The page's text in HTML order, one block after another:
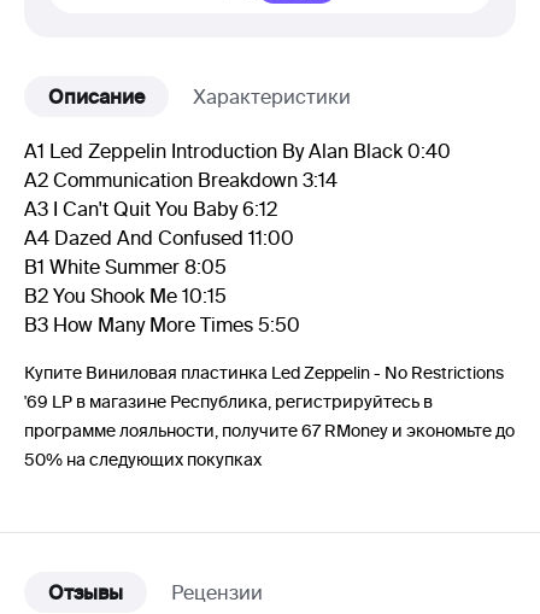
Описание Характеристики
A1 Led Zeppelin Introduction By Alan Black 0:40
A2 Communication Breakdown 3:14
A3 I Can't Quit You Baby 6:12
A4 Dazed And Confused 11:00
B1 White Summer 8:05
B2 You Shook Me 10:15
B3 How Many More Times 5:50
Купите Виниловая пластинка Led Zeppelin - No Restrictions
'69 LP в магазине Республика, регистрируйтесь в
программе лояльности, получите 67 RMoney и экономьте до
50% на следующих покупках
Отзывы Рецензии